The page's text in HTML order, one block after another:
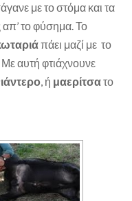
με το στόμα και τα
απ’ το φύσημα. Το
πάει μαζί με το
Με αυτή φτιάχνουνε
, ή μαερίτσατο